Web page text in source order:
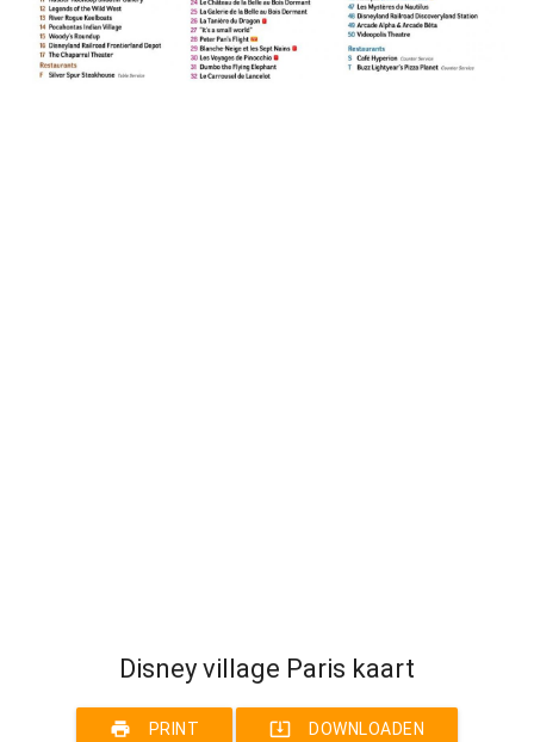
Disney village Paris kaart
print PRINT system_update_alt DOWNLOADEN